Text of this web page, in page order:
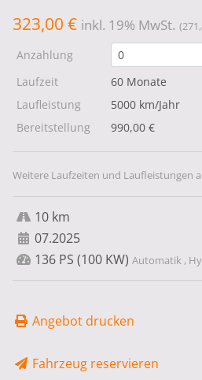
323,00 € inkl. 19% MwSt.
Anzahlung
Laufzeit
60 Monate
Laufleistung
5000 km/Jahr
Bereitstellung
990,00 €
Weitere Laufzeiten und Laufleistungen
10 km
07.2025
136 PS (100 KW) Automatik ,
Angebot drucken
Fahrzeug reservieren